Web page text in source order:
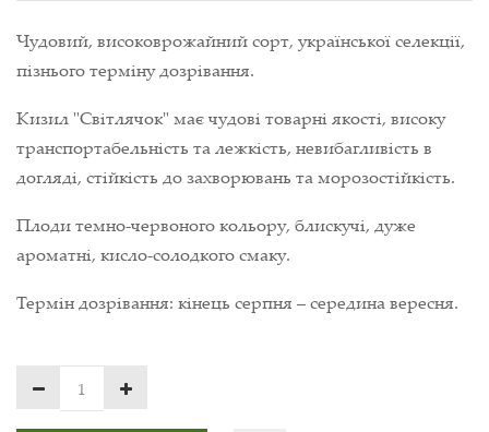
Чудовий, високоврожайний сорт, української селекції,
пізнього терміну дозрівання.
Кизил "Світлячок" має чудові товарні якості, високу
транспортабельність та лежкість, невибагливість в
догляді, стійкість до захворювань та морозостійкість.
Плоди темно-червоного кольору, блискучі, дуже
ароматні, кисло-солодкого смаку.
Термін дозрівання: кінець серпня – середина вересня.